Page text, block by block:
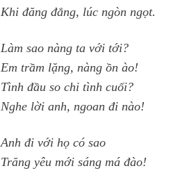
Khi đăng đắng, lúc ngòn ngọt.
Làm sao nàng ta với tới?
Em trầm lặng, nàng ồn ào!
Tình đầu so chi tình cuối?
Nghe lời anh, ngoan đi nào!
Anh đi với họ có sao
Trăng yêu mới sáng má đào!